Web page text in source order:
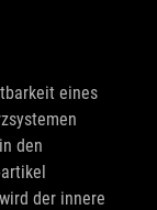
eines
den
der innere